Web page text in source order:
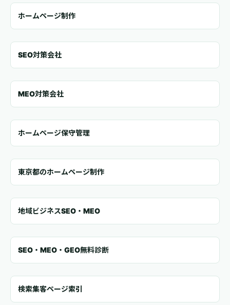
ホームページ制作
SEO対策会社
MEO対策会社
ホームページ保守管理
東京都のホームページ制作
地域ビジネスSEO・MEO
SEO・MEO・GEO無料診断
検索集客ページ索引